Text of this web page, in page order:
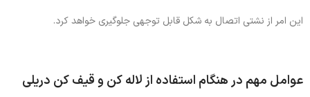
این امر از نشتی اتصال به شکل قابل توجهی جلوگیری خواهد کرد.
عوامل مهم در هنگام استفاده از لاله کن و قیف کن دریلی